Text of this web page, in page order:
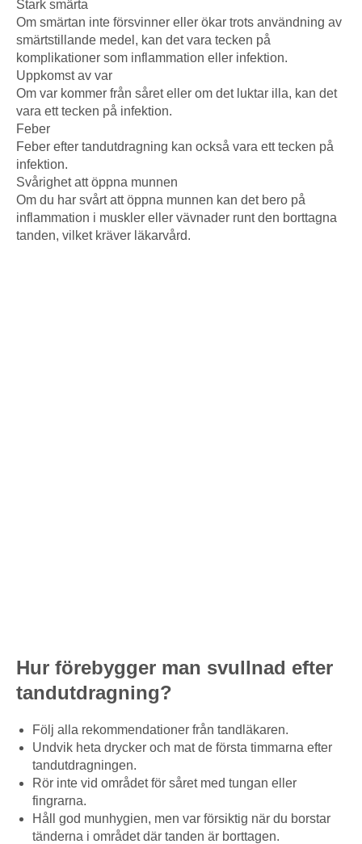
Stark smärta
Om smärtan inte försvinner eller ökar trots användning av
smärtstillande medel, kan det vara tecken på
komplikationer som inflammation eller infektion.
Uppkomst av var
Om var kommer från såret eller om det luktar illa, kan det
vara ett tecken på infektion.
Feber
Feber efter tandutdragning kan också vara ett tecken på
infektion.
Svårighet att öppna munnen
Om du har svårt att öppna munnen kan det bero på
inflammation i muskler eller vävnader runt den borttagna
tanden, vilket kräver läkarvård.
Hur förebygger man svullnad efter
tandutdragning?
Följ alla rekommendationer från tandläkaren.
Undvik heta drycker och mat de första timmarna efter
tandutdragningen.
Rör inte vid området för såret med tungan eller
fingrarna.
Håll god munhygien, men var försiktig när du borstar
tänderna i området där tanden är borttagen.